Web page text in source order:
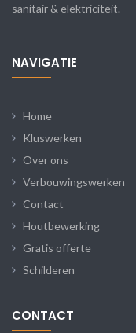
sanitair & elektriciteit.
NAVIGATIE
Home
Kluswerken
Over ons
Verbouwingswerken
Contact
Houtbewerking
Gratis offerte
Schilderen
CONTACT